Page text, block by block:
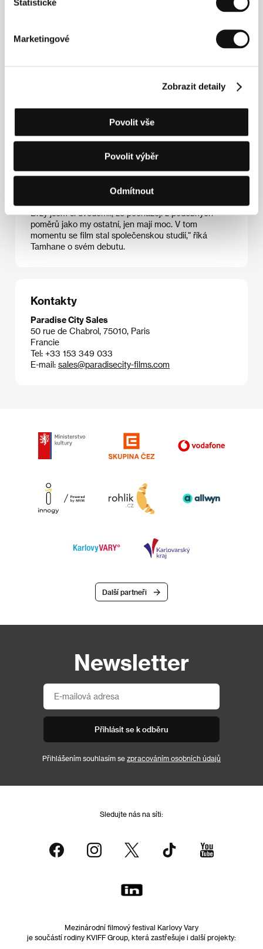
Statistické
Marketingové
Zobrazit detaily
Povolit vše
Povolit výběr
Odmítnout
systematicky pečující o nové talenty. V roce 2012 se
Huberta Balse, fungujícímu v rámci festivalu
v Rotterdamu. Drama z prostředí indické justice bylo
získalo Cenu Luigiho De Laurentiise pro nejlepší
debut a cenu v sekci Orizzonti za nejlepší film.
„Zajímala mě funkce lidí zastupujících moc – soudce,
žalobce či obhájce – v soudním procesu. Všichni jsou
Brzy jsem si uvědomil, že pocházejí z podobných
poměrů jako my ostatní, jen mají moc. V tom
momentu se film stal společenskou studií,“ říká
Tamhane o svém debutu.
Kontakty
Paradise City Sales
50 rue de Chabrol, 75010, Paris
Francie
Tel: +33 153 349 033
E-mail: sales@paradisecity-films.com
Další partneři
Newsletter
Přihlásit se k odběru
Přihlášením souhlasím se zpracováním osobních údajů
Sledujte nás na síti:
Mezinárodní filmový festival Karlovy Vary
je součástí rodiny KVIFF Group, která zastřešuje i další projekty: